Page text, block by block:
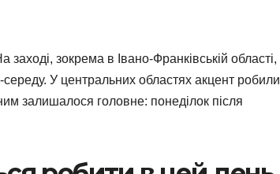
заході, зокрема в Івано-Франківській області,
середу. У центральних областях акцент робили
залишалося головне: понеділок після